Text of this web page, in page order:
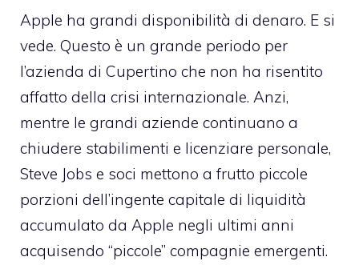
Apple ha grandi disponibilità di denaro. E si
vede. Questo è un grande periodo per
l’azienda di Cupertino che non ha risentito
affatto della crisi internazionale. Anzi,
mentre le grandi aziende continuano a
chiudere stabilimenti e licenziare personale,
Steve Jobs e soci mettono a frutto piccole
porzioni dell’ingente capitale di liquidità
accumulato da Apple negli ultimi anni
acquisendo “piccole” compagnie emergenti.